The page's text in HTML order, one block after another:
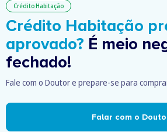
Crédito Habitação
Crédito Habitação
aprovado? É meio
fechado!
Fale com o Doutor e prepare-se para
Falar com o